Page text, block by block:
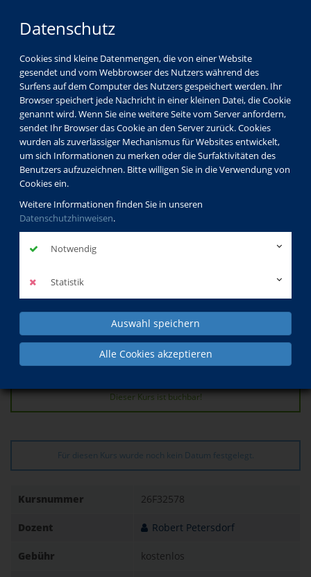
Datenschutz
Cookies sind kleine Datenmengen, die von einer Website
gesendet und vom Webbrowser des Nutzers während des
Surfens auf dem Computer des Nutzers gespeichert werden. Ihr
Browser speichert jede Nachricht in einer kleinen Datei, die Cookie
genannt wird. Wenn Sie eine weitere Seite vom Server anfordern,
sendet Ihr Browser das Cookie an den Server zurück. Cookies
wurden als zuverlässiger Mechanismus für Websites entwickelt,
um sich Informationen zu merken oder die Surfaktivitäten des
Benutzers aufzuzeichnen. Bitte willigen Sie in die Verwendung von
Cookies ein.
Weitere Informationen finden Sie in unseren
Datenschutzhinweisen.
Notwendig
Statistik
Auswahl speichern
Alle Cookies akzeptieren
Kursdetails
Gesundheit
Gymnastik - Bewegung - Fitness
Bewegung im Freien
Stand-up-Paddling für
Gruppen
See
Kurs in den Warenkorb legen
Dieser Kurs ist buchbar!
Für diesen Kurs wurde noch kein Datum festgelegt.
Kursnummer 26F32578
Dozent Robert Petersdorf
Gebühr kostenlos